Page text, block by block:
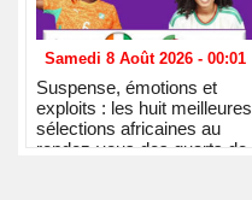
Samedi 8 Août 2026 - 00:01
Suspense, émotions et
exploits : les huit meilleures
sélections africaines au
rendez-vous des quarts de